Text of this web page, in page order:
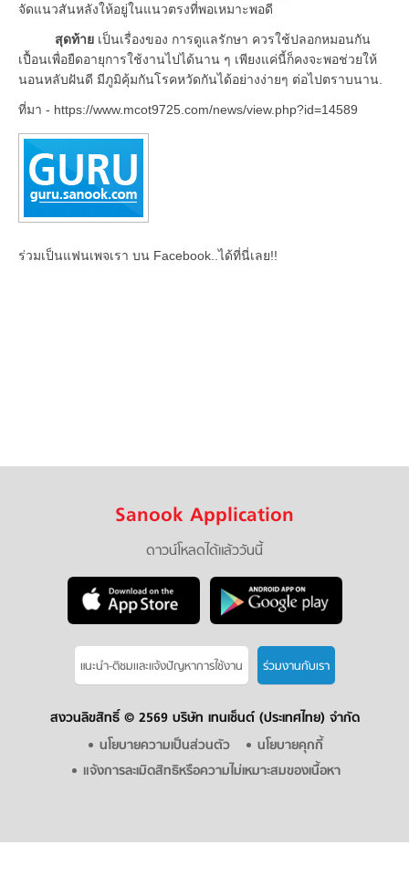
จัดแนวสันหลังให้อยู่ในแนวตรงที่พอเหมาะพอดี
สุดท้าย เป็นเรื่องของ การดูแลรักษา ควรใช้ปลอกหมอนกัน
เปื้อนเพื่อยืดอายุการใช้งานไปได้นาน ๆ เพียงแค่นี้ก็คงจะพอช่วยให้
นอนหลับฝันดี มีภูมิคุ้มกันโรคหวัดกันได้อย่างง่ายๆ ต่อไปตราบนาน.
ที่มา - https://www.mcot9725.com/news/view.php?id=14589
ร่วมเป็นแฟนเพจเรา บน Facebook..ได้ที่นี่เลย!!
Sanook Application
ดาวน์โหลดได้แล้ววันนี้
แนะนำ-ติชมเเละแจ้งปัญหาการใช้งาน ร่วมงานกับเรา
สงวนลิขสิทธิ์ © 2569 บริษัท เทนเซ็นต์ (ประเทศไทย) จำกัด
นโยบายความเป็นส่วนตัว
นโยบายคุกกี้
แจ้งการละเมิดสิทธิหรือความไม่เหมาะสมของเนื้อหา